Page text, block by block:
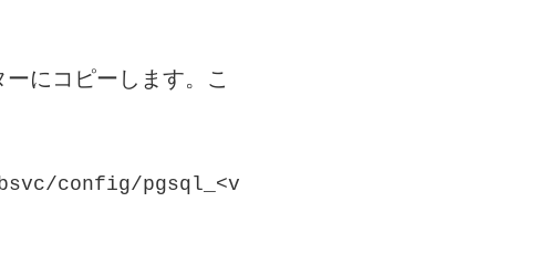
にコピーします。こ
config/pgsql_<v